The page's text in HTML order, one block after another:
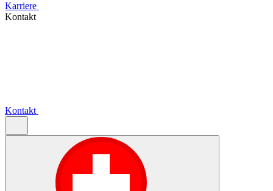
Karriere
Kontakt
Kontakt